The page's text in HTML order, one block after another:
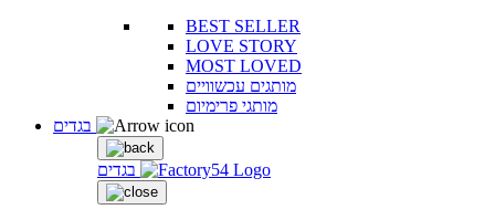
BEST SELLER
LOVE STORY
MOST LOVED
מותגים עכשוויים
מותגי פרימיום
בגדים